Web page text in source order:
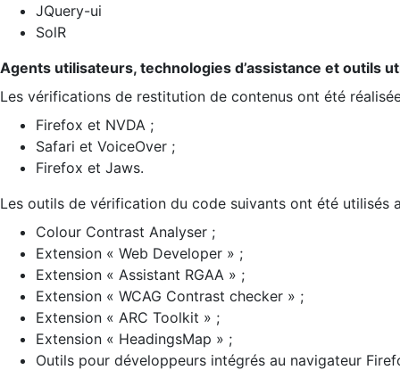
JQuery-ui
SolR
Agents utilisateurs, technologies d’assistance et outils
Les vérifications de restitution de contenus ont été
Firefox et NVDA ;
Safari et VoiceOver ;
Firefox et Jaws.
Les outils de vérification du code suivants ont été utilisés
Colour Contrast Analyser ;
Extension « Web Developer » ;
Extension « Assistant RGAA » ;
Extension « WCAG Contrast checker » ;
Extension « ARC Toolkit » ;
Extension « HeadingsMap » ;
Outils pour développeurs intégrés au navigateur